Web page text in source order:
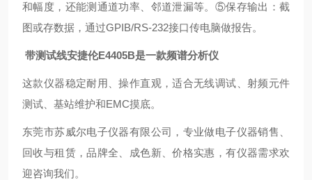
和幅度，还能测通道功率、邻道泄漏等。⑤保存输出：截
图或存数据，通过GPIB/RS‑232接口传电脑做报告。
带测试线安捷伦E4405B是一款频谱分析仪
这款仪器稳定耐用、操作直观，适合无线调试、射频元件
测试、基站维护和EMC摸底。
东莞市苏威尔电子仪器有限公司，专业做电子仪器销售、
回收与租赁，品牌全、成色新、价格实惠，有仪器需求欢
迎咨询我们。